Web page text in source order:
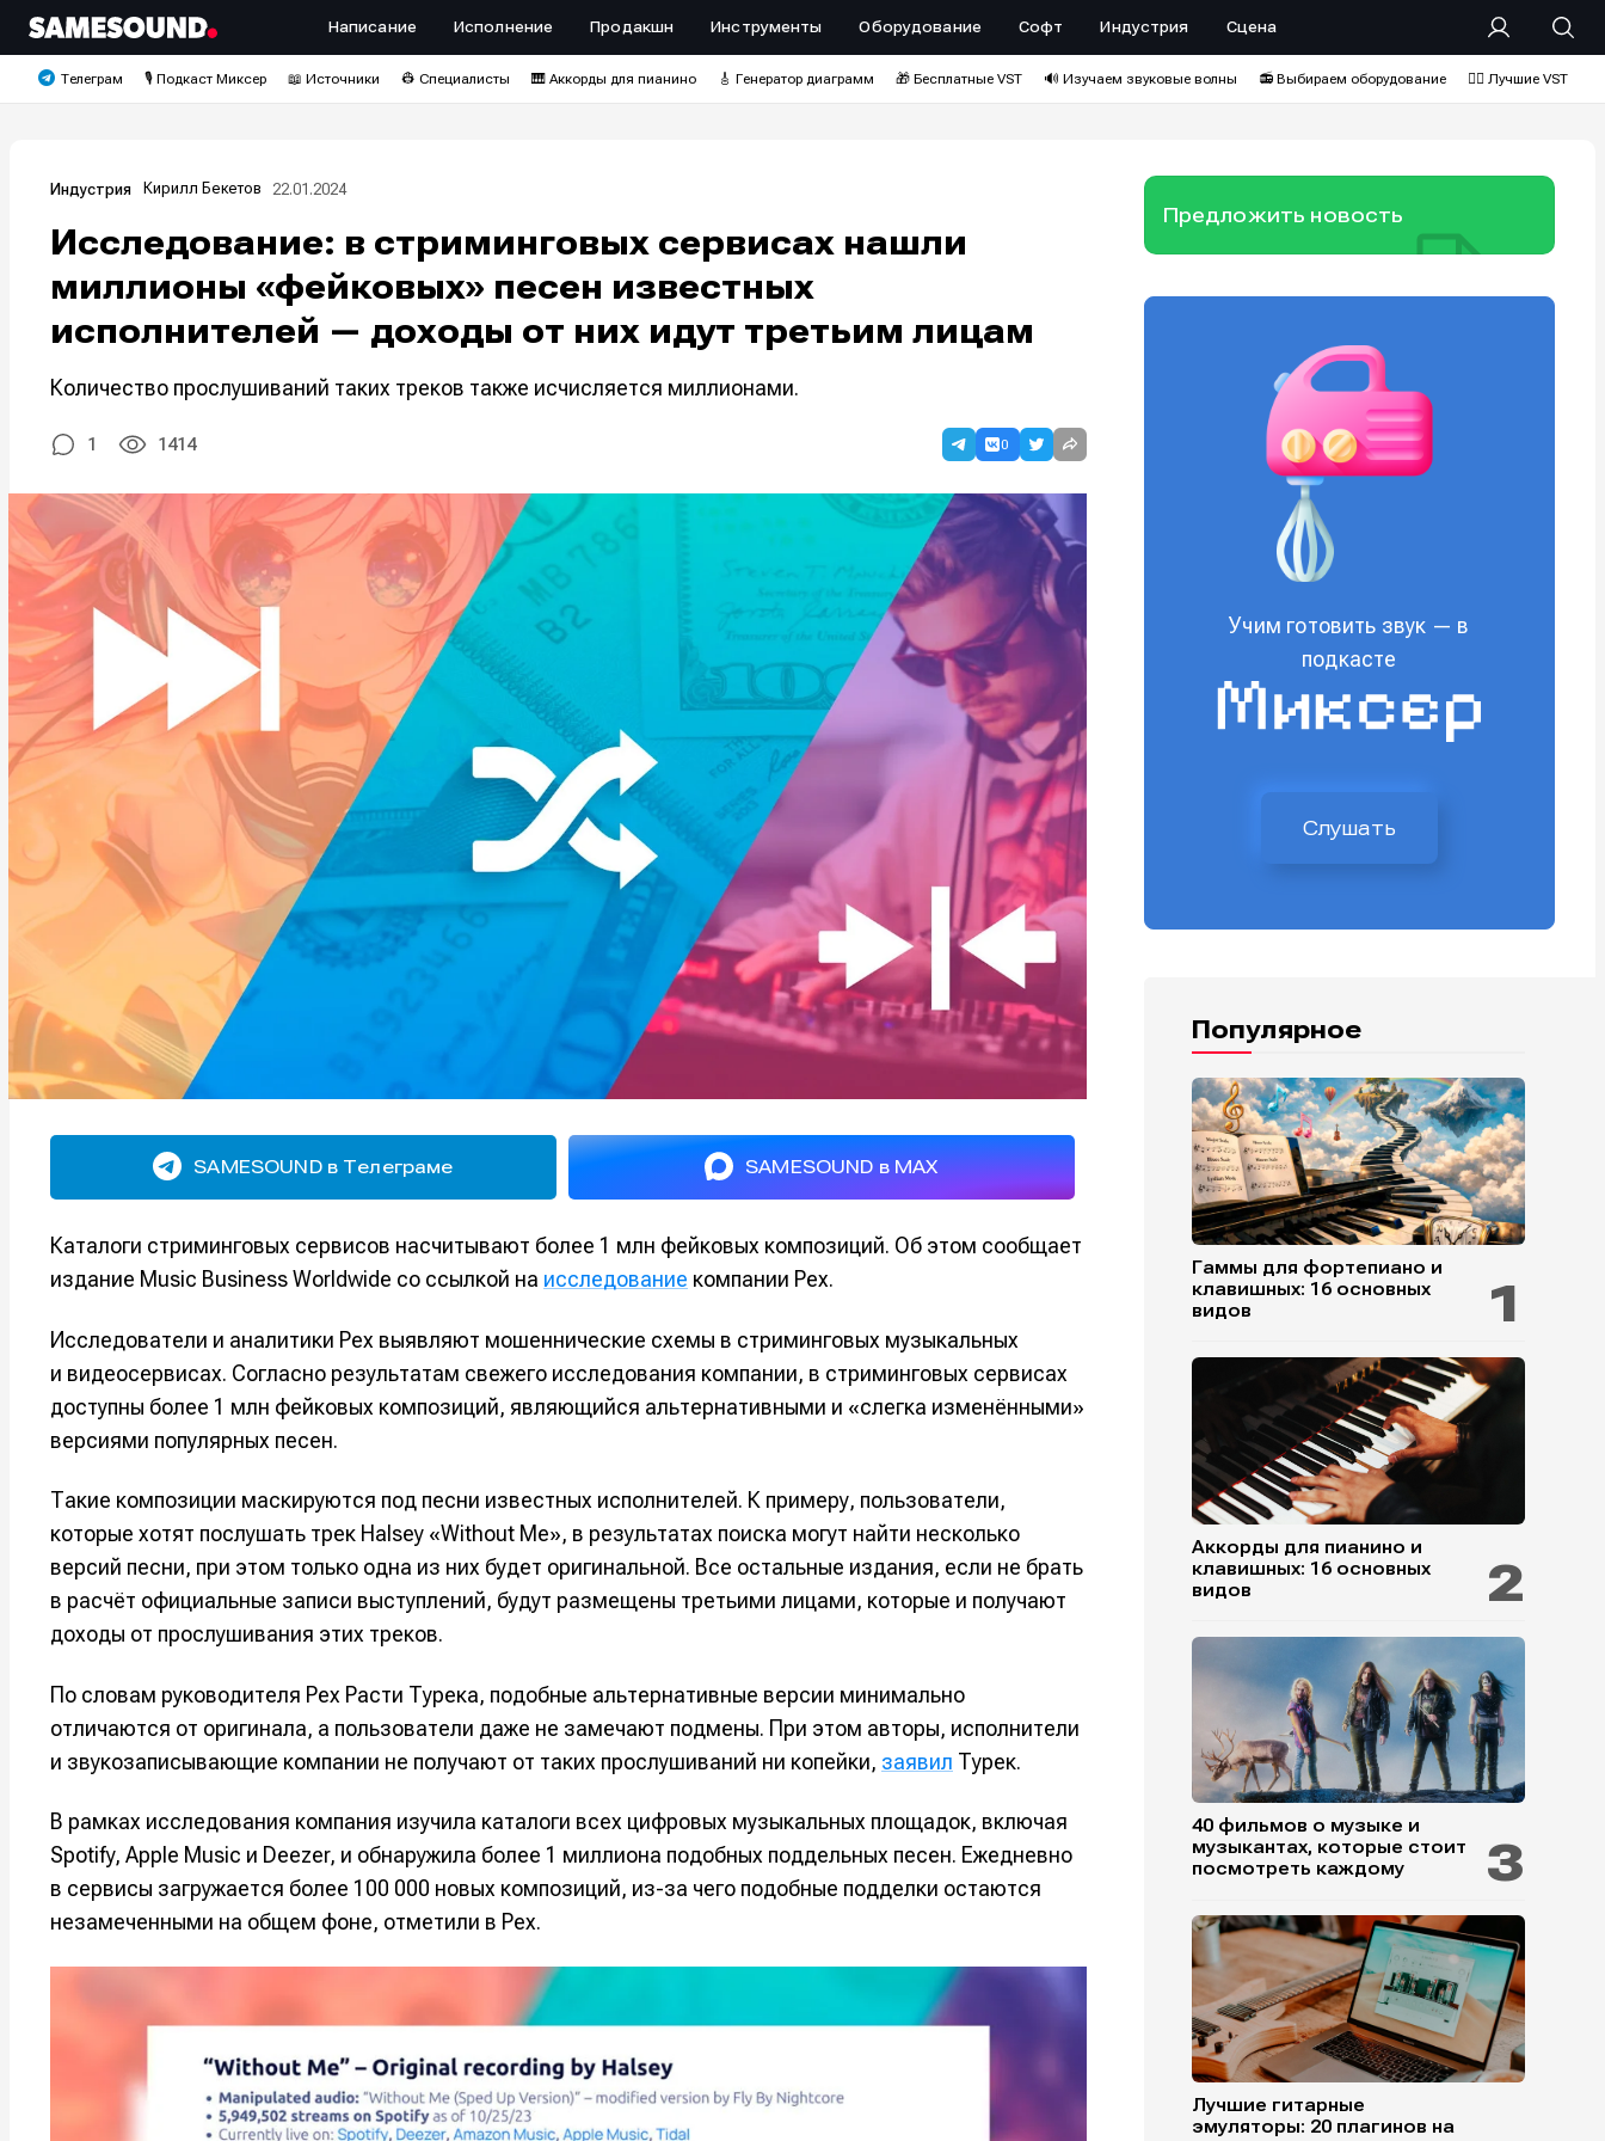
Написание
Исполнение
Продакшн
Инструменты
Написание
Исполнение
Продакшн
Инструменты
Написание Исполнение Продакшн Инструменты Оборудование Софт Индустрия Сцена
Телеграм 🎙️ Подкаст Миксер 📖 Источники 👷 Специалисты 🎹 Аккорды для пианино 🎸 Генератор диаграмм 🎁 Бесплатные VST 🔊 Изучаем звуковые волны 📻 Выбираем оборудование ❤️‍🔥 Лучшие VST
Индустрия Кирилл Бекетов 22.01.2024
Исследование: в стриминговых сервисах нашли
миллионы «фейковых» песен известных
исполнителей — доходы от них идут третьим лицам
Количество прослушиваний таких треков также исчисляется миллионами.
1 1414 0
SAMESOUND в Телеграме SAMESOUND в MAX
Каталоги стриминговых сервисов насчитывают более 1 млн фейковых композиций. Об этом сообщает
издание Music Business Worldwide со ссылкой на исследование компании Pex.
Исследователи и аналитики Pex выявляют мошеннические схемы в стриминговых музыкальных
и видеосервисах. Согласно результатам свежего исследования компании, в стриминговых сервисах
доступны более 1 млн фейковых композиций, являющийся альтернативными и «слегка изменёнными»
версиями популярных песен.
Такие композиции маскируются под песни известных исполнителей. К примеру, пользователи,
которые хотят послушать трек Halsey «Without Me», в результатах поиска могут найти несколько
версий песни, при этом только одна из них будет оригинальной. Все остальные издания, если не брать
в расчёт официальные записи выступлений, будут размещены третьими лицами, которые и получают
доходы от прослушивания этих треков.
По словам руководителя Pex Расти Турека, подобные альтернативные версии минимально
отличаются от оригинала, а пользователи даже не замечают подмены. При этом авторы, исполнители
и звукозаписывающие компании не получают от таких прослушиваний ни копейки, заявил Турек.
В рамках исследования компания изучила каталоги всех цифровых музыкальных площадок, включая
Spotify, Apple Music и Deezer, и обнаружила более 1 миллиона подобных поддельных песен. Ежедневно
в сервисы загружается более 100 000 новых композиций, из-за чего подобные подделки остаются
незамеченными на общем фоне, отметили в Pex.
Предложить новость
Учим готовить звук — в
подкасте
Слушать
Популярное
Гаммы для фортепиано и
клавишных: 16 основных
видов
Аккорды для пианино и
клавишных: 16 основных
видов
40 фильмов о музыке и
музыкантах, которые стоит
посмотреть каждому
Лучшие гитарные
эмуляторы: 20 плагинов на